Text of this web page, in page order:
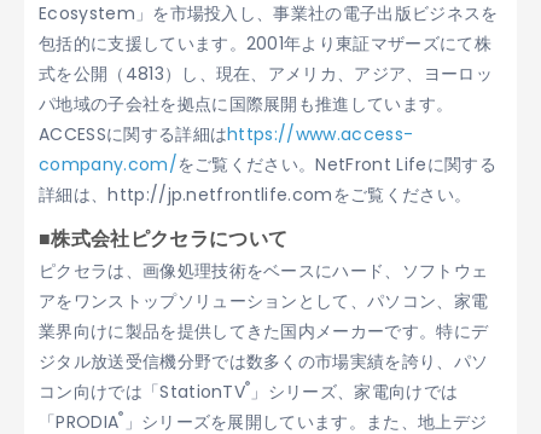
Ecosystem」を市場投入し、事業社の電子出版ビジネスを
包括的に支援しています。2001年より東証マザーズにて株
式を公開（4813）し、現在、アメリカ、アジア、ヨーロッ
パ地域の子会社を拠点に国際展開も推進しています。
ACCESSに関する詳細はhttps://www.access-
company.com/をご覧ください。NetFront Lifeに関する
詳細は、http://jp.netfrontlife.comをご覧ください。
■株式会社ピクセラについて
ピクセラは、画像処理技術をベースにハード、ソフトウェ
アをワンストップソリューションとして、パソコン、家電
業界向けに製品を提供してきた国内メーカーです。特にデ
ジタル放送受信機分野では数多くの市場実績を誇り、パソ
コン向けでは「StationTV®」シリーズ、家電向けでは
「PRODIA® 」シリーズを展開しています。また、地上デジ